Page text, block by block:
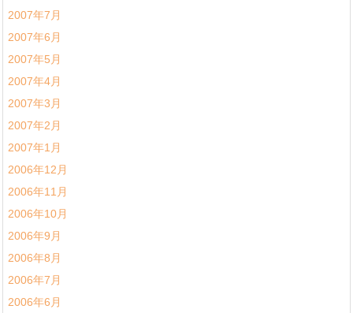
2007年7月
2007年6月
2007年5月
2007年4月
2007年3月
2007年2月
2007年1月
2006年12月
2006年11月
2006年10月
2006年9月
2006年8月
2006年7月
2006年6月